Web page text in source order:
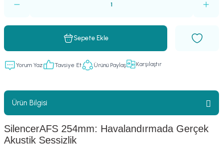
Sepete Ekle
Yorum Yaz Tavsiye Et Ürünü Paylaş Karşılaştır
Ürün Bilgisi
SilencerAFS 254mm: Havalandırmada Gerçek
Akustik Sessizlik